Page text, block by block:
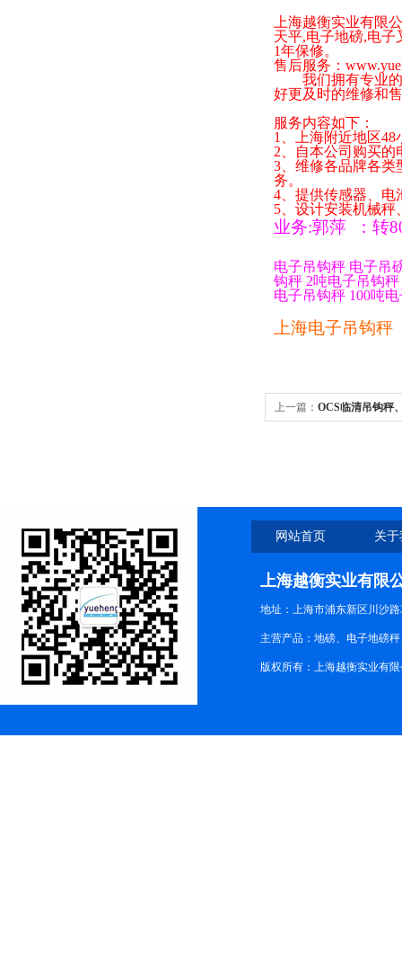
上海越衡实业有限
天平,电子地磅,电子
1年保修。
售后服务：
我们拥有专业的
好更及时的维修和
服务内容如下：
1
、上海附近地区48
2 、自本公司购买
3 、维修各品牌各
务。
4 、提供传感器、
5 、设计安装机械
业务:郭萍 ： 转
电子吊钩秤 电子吊
钩秤 2吨电子吊钩秤
电子吊钩秤 100吨
上海电子吊钩秤
上一篇： OCS临清吊钩秤
网站首页 关
上海越衡实业有限
地址：上海市浦东新区川沙路
主营产品：地磅、电子地磅
版权所有：上海越衡实业有